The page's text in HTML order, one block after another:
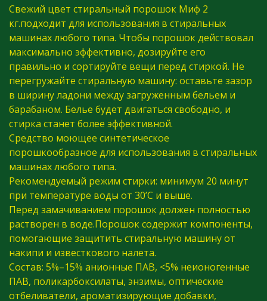
Свежий цвет стиральный порошок Миф 2
кг.подходит для использования в стиральных
машинах любого типа. Чтобы порошок действовал
максимально эффективно, дозируйте его
правильно и сортируйте вещи перед стиркой. Не
перегружайте стиральную машину: оставьте зазор
в ширину ладони между загруженным бельем и
барабаном. Белье будет двигаться свободно, и
стирка станет более эффективной.
Средство моющее синтетическое
порошкообразное для использования в стиральных
машинах любого типа.
Рекомендуемый режим стирки: минимум 20 минут
при температуре воды от 30’C и выше.
Перед замачиванием порошок должен полностью
растворен в воде.Порошок содержит компоненты,
помогающие защитить стиральную машину от
накипи и известкового налета.
Состав: 5%–15% анионные ПАВ, <5% неионогенные
ПАВ, поликарбоксилаты, энзимы, оптические
отбеливатели, ароматизирующие добавки,